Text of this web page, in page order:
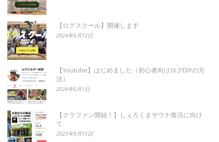
【ログスクール】開催します
2024年6月12日
【Youtube】はじめました（初心者向けログDIYの方
法）
2024年6月1日
【クラファン開始！】しぇろくまサウナ復活に向け
て
2023年9月15日